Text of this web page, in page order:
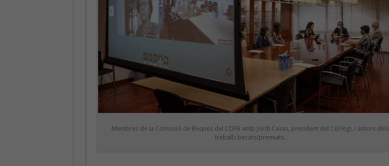
Membres de la Comissió de Beques del COFB amb Jordi Casas, president del Col·legi, i autors dels
treballs becats/premiats.